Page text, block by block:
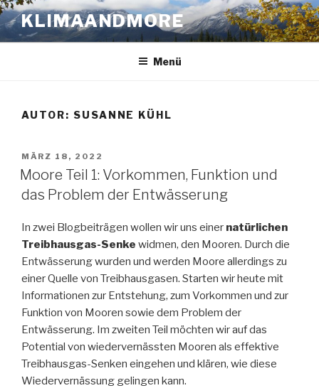
Zum
Inhalt
springen
KLIMAANDMORE
Menü
AUTOR: SUSANNE KÜHL
VERÖFFENTLICHT
AM
MÄRZ 18, 2022
Moore Teil 1: Vorkommen, Funktion und
das Problem der Entwässerung
In zwei Blogbeiträgen wollen wir uns einer natürlichen
Treibhausgas-Senke widmen, den Mooren. Durch die
Entwässerung wurden und werden Moore allerdings zu
einer Quelle von Treibhausgasen. Starten wir heute mit
Informationen zur Entstehung, zum Vorkommen und zur
Funktion von Mooren sowie dem Problem der
Entwässerung. Im zweiten Teil möchten wir auf das
Potential von wiedervernässten Mooren als effektive
Treibhausgas-Senken eingehen und klären, wie diese
Wiedervernässung gelingen kann.